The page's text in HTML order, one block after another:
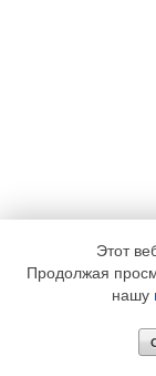
Этот
Продолжая
нашу